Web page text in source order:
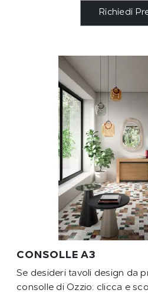
Richiedi
CONSOLLE A3
Se desideri tavoli design da
consolle di Ozzio: clicca e